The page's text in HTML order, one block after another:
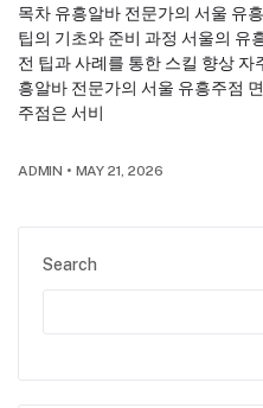
Search
목차 유흥알바 전문가의 서울 유
팁의 기초와 준비 과정 서울의 유
전 팁과 사례를 통한 스킬 향상
흥알바 전문가의 서울 유흥주점
주점은 서비
ADMIN • MAY 21, 2026